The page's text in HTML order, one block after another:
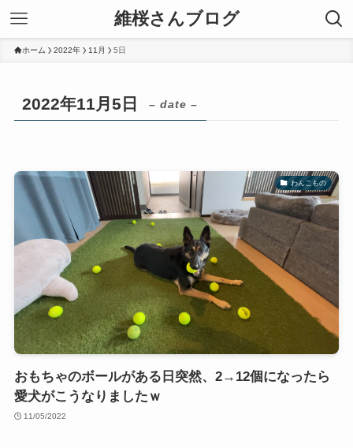
維桜さんブログ
ホーム 2022年 11月 5日
2022年11月5日 – date –
わんこもの
おもちゃのボールがある日突然、2→12個になったら
愛犬がこうなりましたｗ
11/05/2022